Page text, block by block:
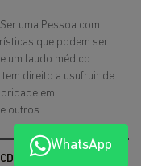
uma Pessoa com
que podem ser
um laudo médico
direito a usufruir de
em
outros.
WhatsApp